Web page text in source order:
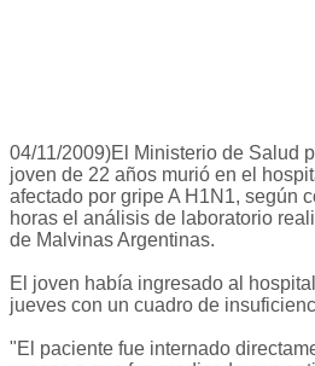
04/11/2009)El Ministerio de Salud
joven de 22 años murió en el
afectado por gripe A H1N1, según
horas el análisis de laboratorio
de Malvinas Argentinas.
El joven había ingresado al
jueves con un cuadro de
"El paciente fue internado